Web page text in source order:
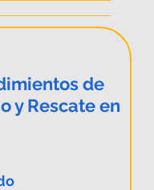
de
y Rescate en